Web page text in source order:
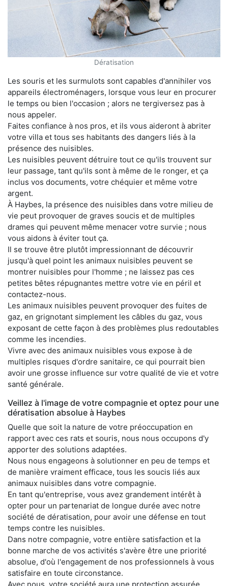
Dératisation
Les souris et les surmulots sont capables d'annihiler vos
appareils électroménagers, lorsque vous leur en procurer
le temps ou bien l'occasion ; alors ne tergiversez pas à
nous appeler.
Faites confiance à nos pros, et ils vous aideront à abriter
votre villa et tous ses habitants des dangers liés à la
présence des nuisibles.
Les nuisibles peuvent détruire tout ce qu'ils trouvent sur
leur passage, tant qu'ils sont à même de le ronger, et ça
inclus vos documents, votre chéquier et même votre
argent.
À Haybes, la présence des nuisibles dans votre milieu de
vie peut provoquer de graves soucis et de multiples
drames qui peuvent même menacer votre survie ; nous
vous aidons à éviter tout ça.
Il se trouve être plutôt impressionnant de découvrir
jusqu'à quel point les animaux nuisibles peuvent se
montrer nuisibles pour l'homme ; ne laissez pas ces
petites bêtes répugnantes mettre votre vie en péril et
contactez-nous.
Les animaux nuisibles peuvent provoquer des fuites de
gaz, en grignotant simplement les câbles du gaz, vous
exposant de cette façon à des problèmes plus redoutables
comme les incendies.
Vivre avec des animaux nuisibles vous expose à de
multiples risques d'ordre sanitaire, ce qui pourrait bien
avoir une grosse influence sur votre qualité de vie et votre
santé générale.
Veillez à l'image de votre compagnie et optez pour une
dératisation absolue à Haybes
Quelle que soit la nature de votre préoccupation en
rapport avec ces rats et souris, nous nous occupons d'y
apporter des solutions adaptées.
Nous nous engageons à solutionner en peu de temps et
de manière vraiment efficace, tous les soucis liés aux
animaux nuisibles dans votre compagnie.
En tant qu'entreprise, vous avez grandement intérêt à
opter pour un partenariat de longue durée avec notre
société de dératisation, pour avoir une défense en tout
temps contre les nuisibles.
Dans notre compagnie, votre entière satisfaction et la
bonne marche de vos activités s'avère être une priorité
absolue, d'où l'engagement de nos professionnels à vous
satisfaire en toute circonstance.